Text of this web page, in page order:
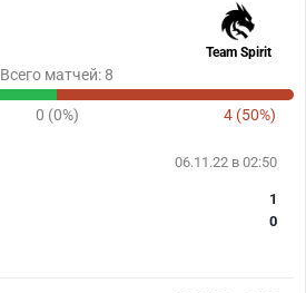
Team Spirit
Всего матчей: 8
0 (0%) 4 (50%)
06.11.22 в 02:50
1
0